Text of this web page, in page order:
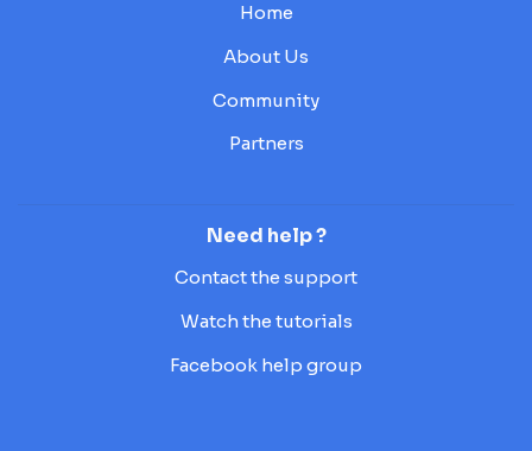
Home
About Us
Community
Partners
Need help ?
Contact the support
Watch the tutorials
Facebook help group